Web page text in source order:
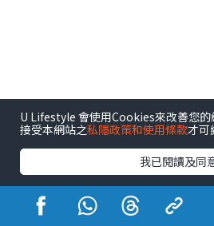
U Lifestyle 會使用Cookies來改善您的
接受本網站之私隱政策和使用條款才可
我已閱讀及同